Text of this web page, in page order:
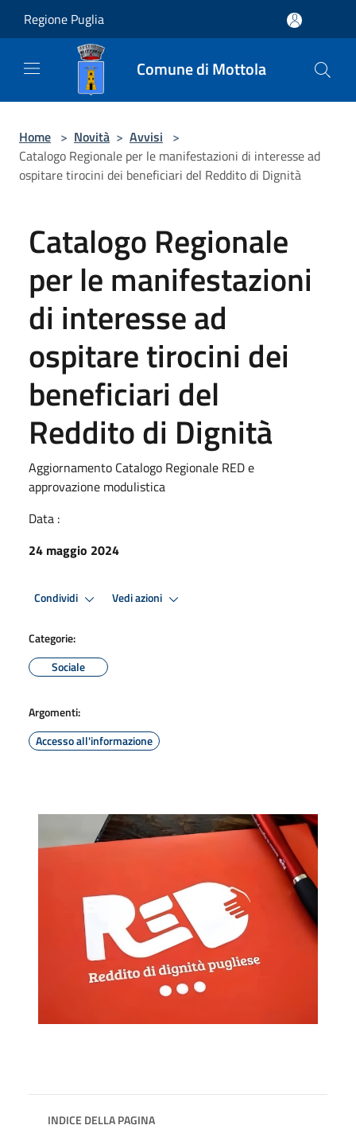
Regione Puglia
Comune di Mottola
Home > Novità > Avvisi >
Catalogo Regionale per le manifestazioni di interesse ad
ospitare tirocini dei beneficiari del Reddito di Dignità
Catalogo Regionale
per le manifestazioni
di interesse ad
ospitare tirocini dei
beneficiari del
Reddito di Dignità
Aggiornamento Catalogo Regionale RED e
approvazione modulistica
Data :
24 maggio 2024
Condividi Vedi azioni
Categorie:
Sociale
Argomenti:
Accesso all'informazione
INDICE DELLA PAGINA